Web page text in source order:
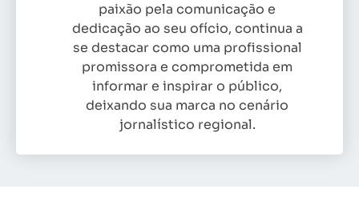
paixão pela comunicação e
dedicação ao seu ofício, continua a
se destacar como uma profissional
promissora e comprometida em
informar e inspirar o público,
deixando sua marca no cenário
jornalístico regional.